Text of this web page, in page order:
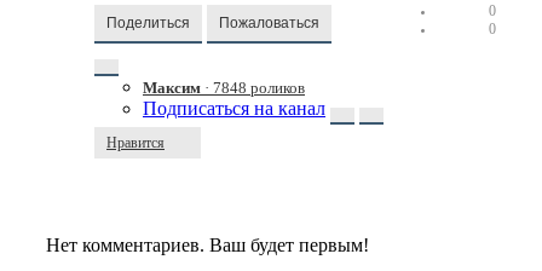
Поделиться Пожаловаться
Максим · 7848 роликов
Подписаться на канал
Нравится
0
0
Нет комментариев. Ваш будет первым!